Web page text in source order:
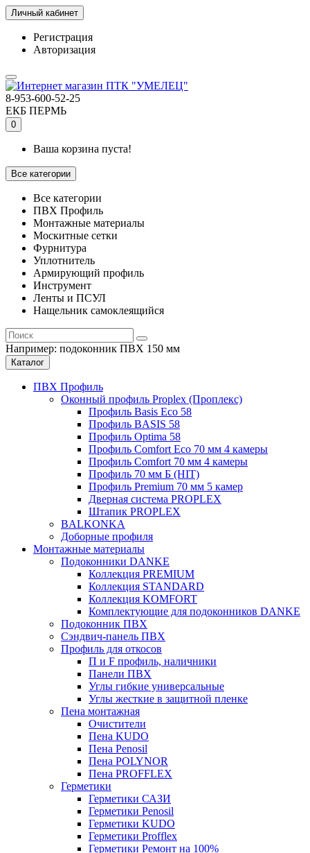
Личный кабинет
Регистрация
Авторизация
8-953-600-52-25
ЕКБ ПЕРМЬ
0
Ваша корзина пуста!
Все категории
Все категории
ПВХ Профиль
Монтажные материалы
Москитные сетки
Фурнитура
Уплотнитель
Армирующий профиль
Инструмент
Ленты и ПСУЛ
Нащельник самоклеящийся
Например: подоконник ПВХ 150 мм
Каталог
ПВХ Профиль
Оконный профиль Proplex (Проплекс)
Профиль Basis Eco 58
Профиль BASIS 58
Профиль Optima 58
Профиль Comfort Eco 70 мм 4 камеры
Профиль Comfort 70 мм 4 камеры
Профиль 70 мм Б (HIT)
Профиль Premium 70 мм 5 камер
Дверная система PROPLEX
Штапик PROPLEX
BALKONKA
Доборные профиля
Монтажные материалы
Подоконники DANKE
Коллекция PREMIUM
Коллекция STANDARD
Коллекция KOMFORT
Комплектующие для подоконников DANKE
Подоконник ПВХ
Сэндвич-панель ПВХ
Профиль для откосов
П и F профиль, наличники
Панели ПВХ
Углы гибкие универсальные
Углы жесткие в защитной пленке
Пена монтажная
Очистители
Пена KUDO
Пена Penosil
Пена POLYNOR
Пена PROFFLEX
Герметики
Герметики САЗИ
Герметики Penosil
Герметики KUDO
Герметики Profflex
Герметики Ремонт на 100%